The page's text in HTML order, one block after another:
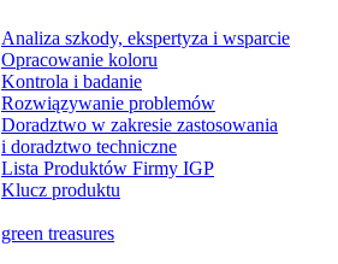
Analiza szkody, ekspertyza i wsparcie
Opracowanie koloru
Kontrola i badanie
Rozwiązywanie problemów
Doradztwo w zakresie zastosowania
i doradztwo techniczne
Lista Produktów Firmy IGP
Klucz produktu
green treasures